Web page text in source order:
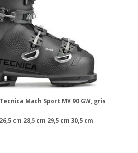
Mach Sport MV 90 GW, gris
26,5 cm 28,5 cm 29,5 cm 30,5 cm